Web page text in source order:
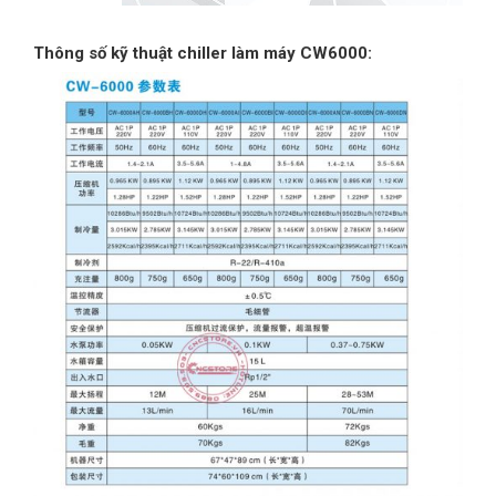
Thông số kỹ thuật chiller làm máy CW6000: